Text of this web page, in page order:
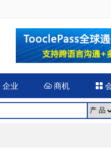
企业  商机 